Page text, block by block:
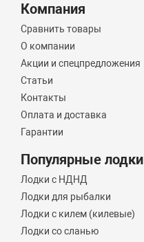
Компания
Сравнить товары
О компании
Акции и спецпредложения
Статьи
Контакты
Оплата и доставка
Гарантии
Популярные лодки
Лодки с НДНД
Лодки для рыбалки
Лодки с килем (килевые)
Лодки со сланью